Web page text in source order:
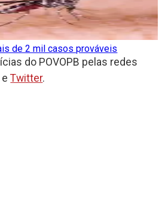
de 2 mil casos prováveis
do POVOPB pelas redes
eTwitter.